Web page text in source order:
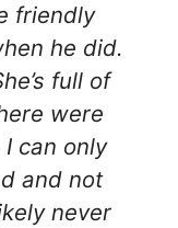
friendly
he did.
full of
were
can only
and not
never